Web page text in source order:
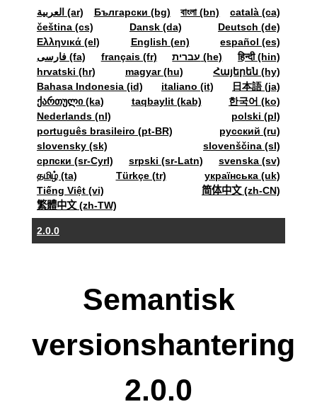
العربية (ar) Български (bg) বাংলা (bn)
català (ca)
čeština (cs)
Dansk (da)
Deutsch (de)
Ελληνικά (el)
English (en)
español (es)
فارسی (fa)
français (fr) עברית (he)
हिन्दी (hin)
hrvatski (hr)
magyar (hu)
Հայերեն (hy)
Bahasa Indonesia (id)
italiano (it)
日本語 (ja)
ქართული (ka)
taqbaylit (kab)
한국어 (ko)
Nederlands (nl)
polski (pl)
português brasileiro (pt-BR)
pyccкий (ru)
slovensky (sk)
slovenščina (sl)
српски (sr-Cyrl)
srpski (sr-Latn)
svenska (sv)
தமிழ் (ta)
Türkçe (tr)
українська (uk)
Tiếng Việt (vi)
简体中文 (zh-CN)
繁體中文 (zh-TW)
2.0.0
Semantisk
versionshantering
2.0.0